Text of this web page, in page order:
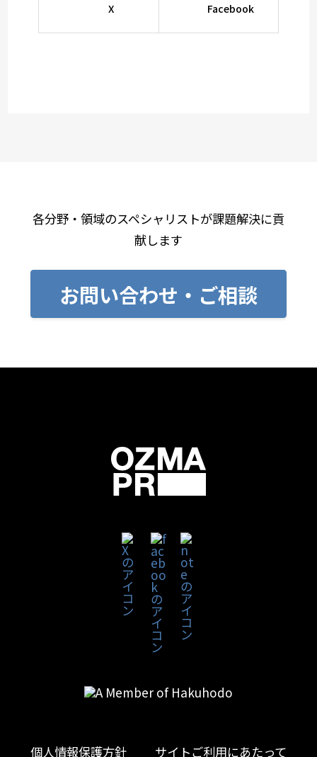
X Facebook
各分野・領域のスペシャリストが課題解決に貢
献します
お問い合わせ・ご相談
個人情報保護方針 サイトご利用にあたって